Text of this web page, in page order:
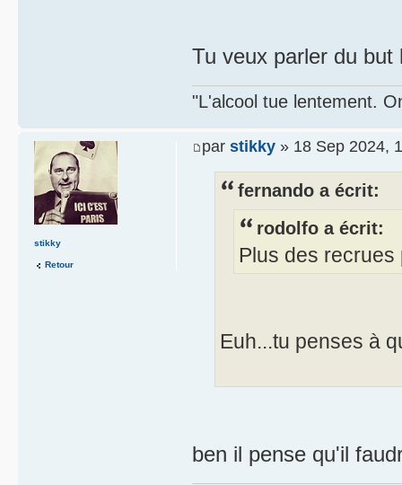
Tu veux parler du
"L'alcool tue lentement.
par stikky » 18 Sep 2024,
fernando a écrit:
rodolfo a écrit:
Plus des
Euh...tu penses à
ben il pense qu'il
stikky
Retour